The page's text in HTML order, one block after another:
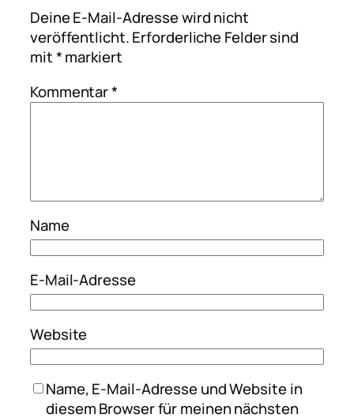
Deine E-Mail-Adresse wird nicht
veröffentlicht.Erforderliche Felder sind
mit*markiert
Kommentar*
Name
E-Mail-Adresse
Website
Name, E-Mail-Adresse und Website in
diesem Browser für meinen nächsten